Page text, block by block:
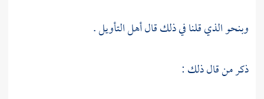
وبنحو الذي قلنا في ذلك قال أهل التأويل .
ذكر من قال ذلك :